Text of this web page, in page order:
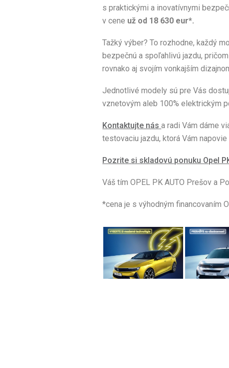
s praktickými a inovatívnymi
v cene už od 18 630 eur*.
Tažký výber? To rozhodne, každý
bezpečnú a spoľahlivú jazdu,
rovnako aj svojím vonkajším
Jednotlivé modely sú pre Vás
vznetovým aleb 100% elektrickým
Kontaktujte nása radi Vám dáme
testovaciu jazdu, ktorá Vám
Pozrite si skladovú ponuku Opel
Váš tím OPEL PK AUTO Prešov a
*cena je s výhodným financovaním